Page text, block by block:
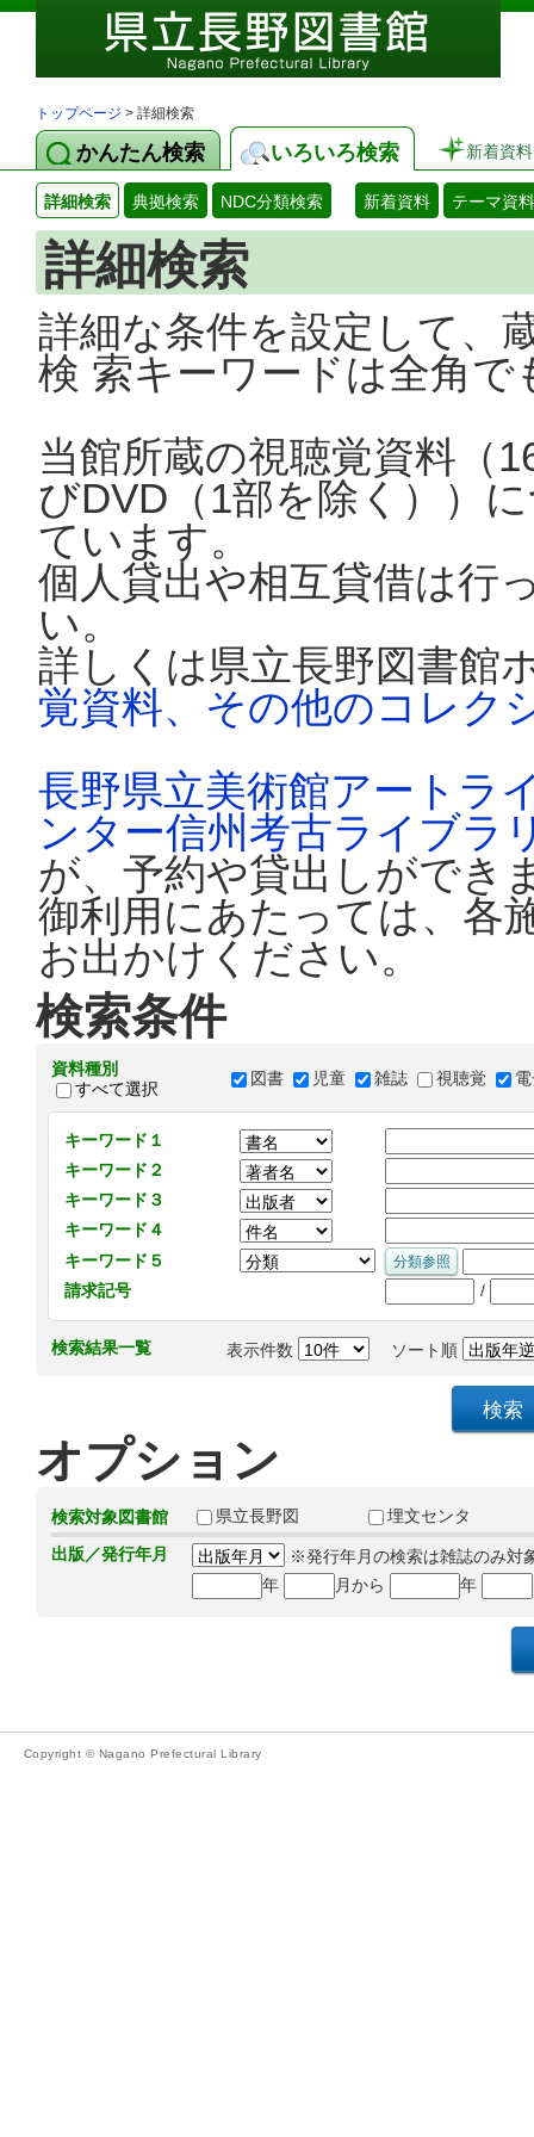
トップページ > 詳細検索
かんたん検索 いろいろ検索 新着資料
詳細検索 典拠検索 NDC分類検索 新着資料 テーマ資料
詳細検索
詳細な条件を設定して、
検 索キーワードは全角
当館所蔵の視聴覚資料（
びDVD（1部を除く））
ています。
個人貸出や相互貸借は行
い。
詳しくは県立長野図書館
覚資料、その他のコレク
長野県立美術館アートラ
ンター信州考古ライブラ
が、予約や貸出しができ
御利用にあたっては、各
お出かけください。
検索条件
資料種別
すべて選択
図書 児童 雑誌 視聴覚
キーワード１
キーワード２
キーワード３
キーワード４
キーワード５
請求記号
/
検索結果一覧 表示件数 ソート順
オプション
検索対象図書館 県立長野図
埋文センタ
出版／発行年月
※発行年月の検索は雑誌のみ対
年
月から 年
Copyright © Nagano Prefectural Library